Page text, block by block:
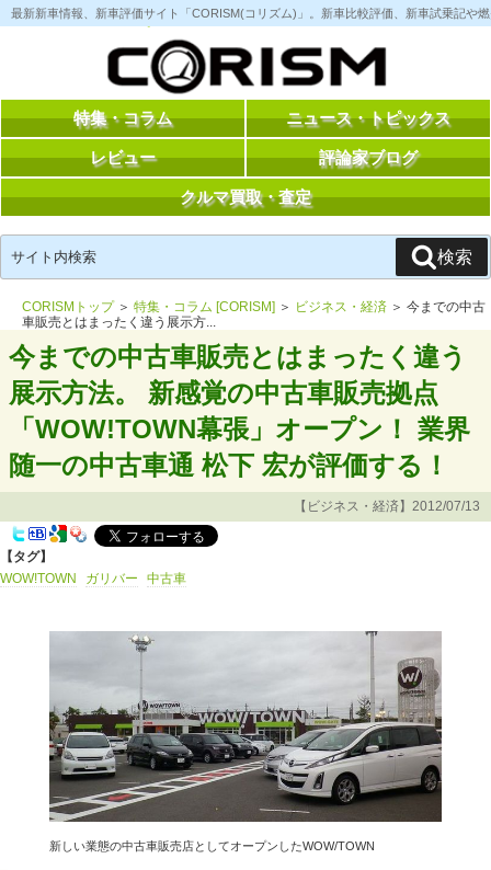
コ
ン
へ
最新新車情報、新車評価サイト「CORISM(コリズム)」。新車比較評価、新車試乗記や
特集・コラム ニュース・トピックス
レビュー 評論家ブログ
クルマ買取・査定
索:
検索
CORISMトップ＞ 特集・コラム [CORISM] ＞ ビジネス・経済 ＞ 今までの中古
車販売とはまったく違う展示方...
今までの中古車販売とはまったく違う
展示方法。 新感覚の中古車販売拠点
「WOW!TOWN幕張」オープン！ 業界
随一の中古車通 松下 宏が評価する！
【ビジネス・経済】2012/07/13
【タグ】
WOW!TOWN
ガリバー 中古車
新しい業態の中古車販売店としてオープンしたWOW/TOWN